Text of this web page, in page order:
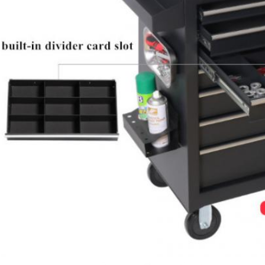
Tinggalkan pesan
akan segera menghubungi Anda